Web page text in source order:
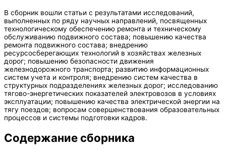
В сборник вошли статьи с результатами исследований,
выполненных по ряду научных направлений, посвященных
технологическому обеспечению ремонта и техническому
обслуживанию подвижного состава; повышению качества
ремонта подвижного состава; внедрению
ресурсосберегающих технологий в хозяйствах железных
дорог; повышению безопасности движения
железнодорожного транспорта; развитию информационных
систем учета и контроля; внедрению систем качества в
структурных подразделениях железных дорог; исследованию
тягово-энергетических показателей электровозов в условиях
эксплуатации; повышению качества электрической энергии на
тягу поездов; вопросам совершенствования образовательных
процессов и системы подготовки кадров.
Содержание сборника